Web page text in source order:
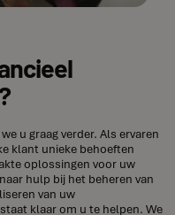
u graag verder. Als ervaren
klant unieke behoeften
oplossingen voor uw
hulp bij het beheren van
van uw
klaar om u te helpen. We